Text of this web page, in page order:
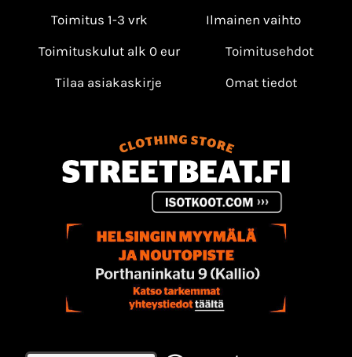
Toimitus 1-3 vrk
Ilmainen vaihto
Toimituskulut alk 0 eur
Toimitusehdot
Tilaa asiakaskirje
Omat tiedot